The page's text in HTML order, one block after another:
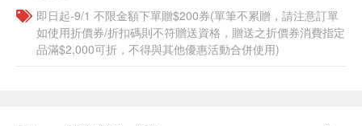
即日起-9/1 不限金額下單贈$200券(單筆不累贈，請注意訂單
如使用折價券/折扣碼則不符贈送資格，贈送之折價券消費指定
品滿$2,000可折，不得與其他優惠活動合併使用)